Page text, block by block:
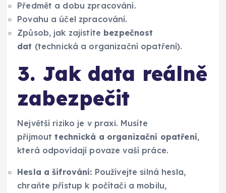
Předmět a dobu zpracování.
Povahu a účel zpracování.
Způsob, jak zajistíte bezpečnost
dat (technická a organizační opatření).
3. Jak data reálně
zabezpečit
Největší riziko je v praxi. Musíte
přijmouttechnická a organizační opatření,
která odpovídají povaze vaší práce.
Hesla a šifrování: Používejte silná hesla,
chraňte přístup k počítači a mobilu,